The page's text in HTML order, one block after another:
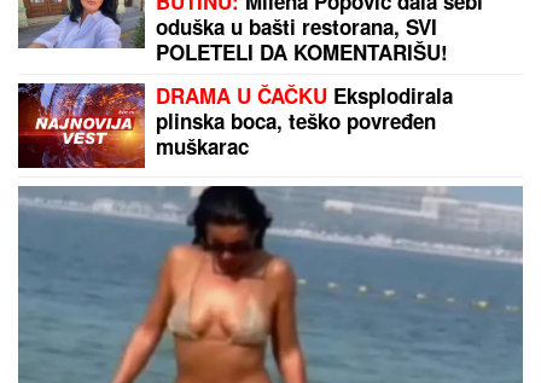
"ZATO JE I BIVŠI"Jovana Jeremić
se uskoro udaje za Tigra, a OVO je
razlog zbog kojeg se razvela od
prvog muža: "Htela sam više i bolje"
PARTIZAN PREDSTAVIO IDRISU
BABU:"Počastvovan sam i svestan
da je ovo klub sa velikom istorijom"